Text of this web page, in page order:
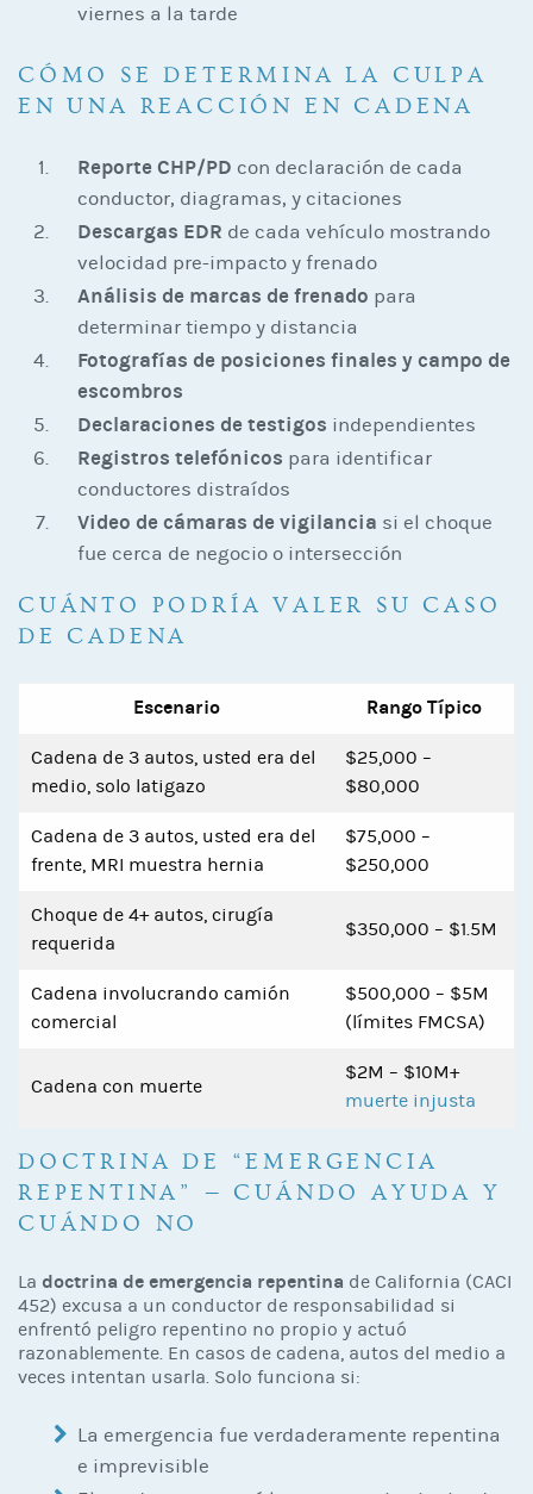
viernes a la tarde
CÓMO SE DETERMINA LA CULPA
EN UNA REACCIÓN EN CADENA
Reporte CHP/PD con declaración de cada
conductor, diagramas, y citaciones
Descargas EDR de cada vehículo mostrando
velocidad pre-impacto y frenado
Análisis de marcas de frenado para
determinar tiempo y distancia
Fotografías de posiciones finales y campo de
escombros
Declaraciones de testigos independientes
Registros telefónicos para identificar
conductores distraídos
Video de cámaras de vigilancia si el choque
fue cerca de negocio o intersección
CUÁNTO PODRÍA VALER SU CASO
DE CADENA
Escenario Rango Típico
Cadena de 3 autos, usted era del
medio, solo latigazo
$25,000 –
$80,000
Cadena de 3 autos, usted era del
frente, MRI muestra hernia
$75,000 –
$250,000
Choque de 4+ autos, cirugía
requerida
$350,000 – $1.5M
Cadena involucrando camión
comercial
$500,000 – $5M
(límites FMCSA)
Cadena con muerte
$2M – $10M+
muerte injusta
DOCTRINA DE “EMERGENCIA
REPENTINA” — CUÁNDO AYUDA Y
CUÁNDO NO
La doctrina de emergencia repentina de California (CACI
452) excusa a un conductor de responsabilidad si
enfrentó peligro repentino no propio y actuó
razonablemente. En casos de cadena, autos del medio a
veces intentan usarla. Solo funciona si:
La emergencia fue verdaderamente repentina
e imprevisible